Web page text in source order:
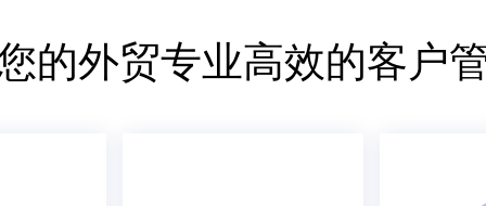
的外贸专业高效的客户